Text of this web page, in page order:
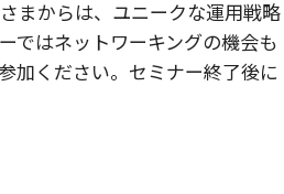
まからは、ユニークな運用戦略
ではネットワーキングの機会も
加ください。セミナー終了後に